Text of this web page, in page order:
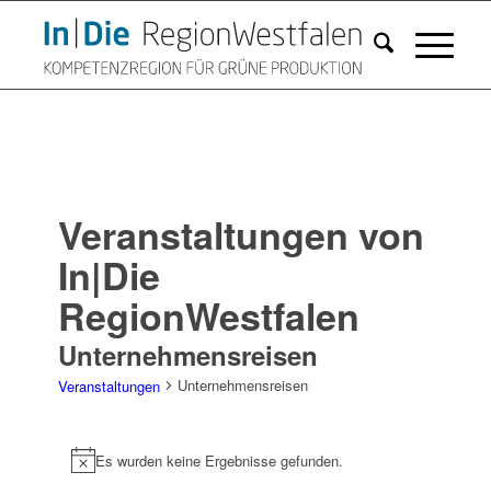
Veranstaltungen von
In|Die
RegionWestfalen
Unternehmensreisen
Veranstaltungen Unternehmensreisen
Veranstaltungen
HinweisEs wurden keine Ergebnisse gefunden.